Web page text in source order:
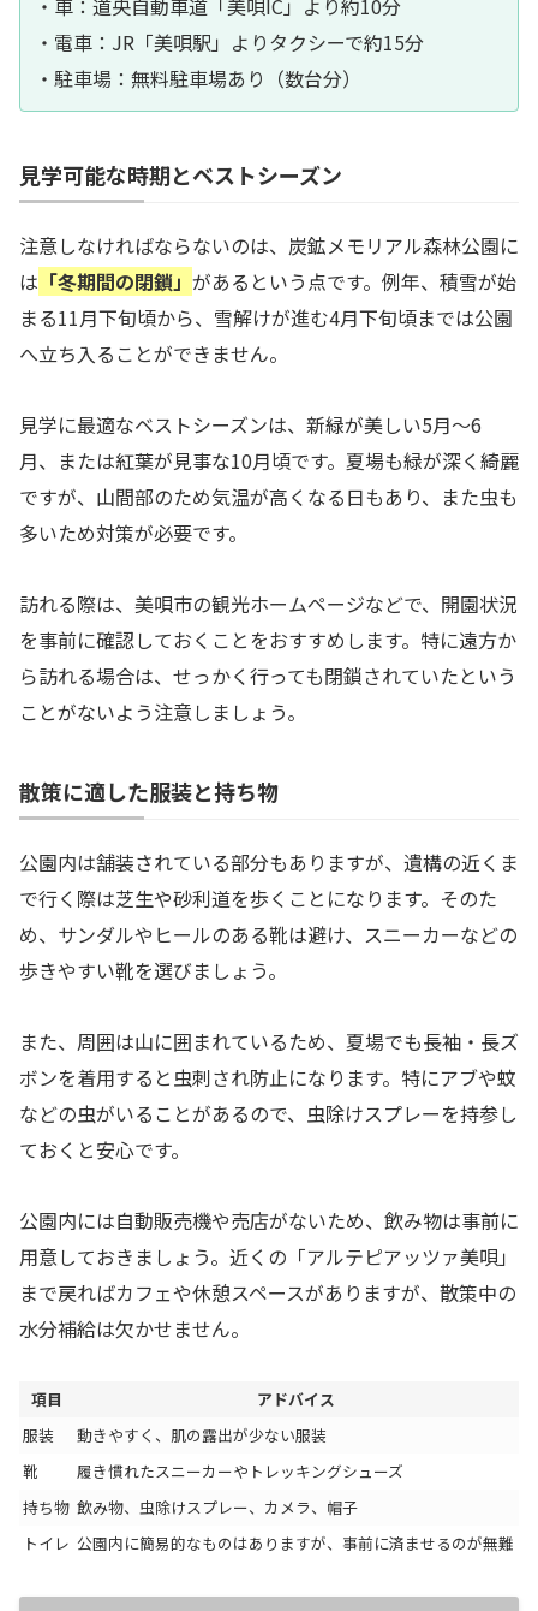
・車：道央自動車道「美唄IC」より約10分
・電車：JR「美唄駅」よりタクシーで約15分
・駐車場：無料駐車場あり（数台分）
見学可能な時期とベストシーズン
注意しなければならないのは、炭鉱メモリアル森林公園に
は 「冬期間の閉鎖」 があるという点です。例年、積雪が始
まる11月下旬頃から、雪解けが進む4月下旬頃までは公園
へ立ち入ることができません。
見学に最適なベストシーズンは、新緑が美しい5月〜6
月、または紅葉が見事な10月頃です。夏場も緑が深く綺麗
ですが、山間部のため気温が高くなる日もあり、また虫も
多いため対策が必要です。
訪れる際は、美唄市の観光ホームページなどで、開園状況
を事前に確認しておくことをおすすめします。特に遠方か
ら訪れる場合は、せっかく行っても閉鎖されていたという
ことがないよう注意しましょう。
散策に適した服装と持ち物
公園内は舗装されている部分もありますが、遺構の近くま
で行く際は芝生や砂利道を歩くことになります。そのた
め、サンダルやヒールのある靴は避け、スニーカーなどの
歩きやすい靴を選びましょう。
また、周囲は山に囲まれているため、夏場でも長袖・長ズ
ボンを着用すると虫刺され防止になります。特にアブや蚊
などの虫がいることがあるので、虫除けスプレーを持参し
ておくと安心です。
公園内には自動販売機や売店がないため、飲み物は事前に
用意しておきましょう。近くの「アルテピアッツァ美唄」
まで戻ればカフェや休憩スペースがありますが、散策中の
水分補給は欠かせません。
項目
アドバイス
服装
動きやすく、肌の露出が少ない服装
靴
履き慣れたスニーカーやトレッキングシューズ
持ち物 飲み物、虫除けスプレー、カメラ、帽子
トイレ 公園内に簡易的なものはありますが、事前に済ませるのが無難